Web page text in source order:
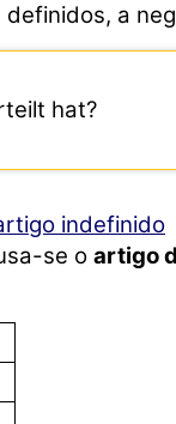
a
hat?
indefinido
se o artigo